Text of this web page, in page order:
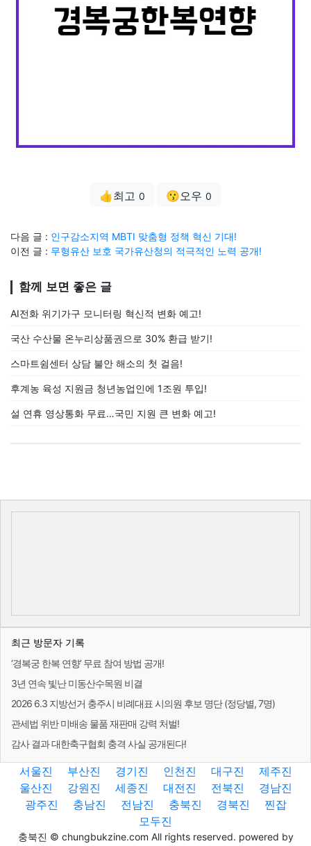
👍최고 0 😗오우 0
다음 글 : 인구감소지역 MBTI 맞춤형 정책 혁신 기대!
이전 글 : 무형유산 보호 국가유산청의 적극적인 노력 공개!
함께 보면 좋은 글
AI전화 위기가구 모니터링 혁신적 변화 예고!
국산 수산물 온누리상품권으로 30% 환급 받기!
스마트쉼센터 상담 불안 해소의 첫 걸음!
후계농 육성 지원금 청년농업인에 1조원 투입!
설 연휴 영상통화 무료…국민 지원 큰 변화 예고!
최근 방문자 기록
‘경복궁 한복 연향’ 무료 참여 방법 공개!
3년 연속 빛난 미동산수목원 비결
2026 6.3 지방선거 충주시 비례대표 시의원 후보 명단 (정당별, 7명)
관세법 위반 미배송 물품 재판매 강력 처벌!
감사 결과 대한축구협회 충격 사실 공개된다!
서울진 부산진 경기진 인천진 대구진
제주진
울산진
강원진 세종진 대전진 전북진
경남진
광주진
충남진 전남진 충북진 경북진
찐잡
모두진
충북진 © chungbukzine.com All rights reserved. powered by